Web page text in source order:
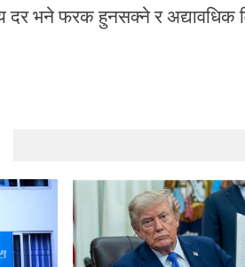
दर भने फरक हुनसक्ने र अद्यावधिक